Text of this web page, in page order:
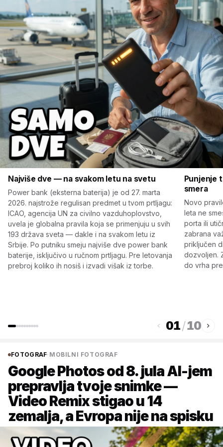
Najviše dve — na svakom letu na svetu
Power bank (eksterna baterija) je od 27. marta
2026. najstrože regulisan predmet u tvom prtljagu:
ICAO, agencija UN za civilno vazduhoplovstvo,
uvela je globalna pravila koja se primenjuju u svih
193 država sveta — dakle i na svakom letu iz
Srbije. Po putniku smeju najviše dve power bank
baterije, isključivo u ručnom prtljagu. Pre letovanja
prebroj koliko ih nosiš i izvadi višak iz torbe.
Punjenje
smera
Novo
leta ne
porta ili
zabrana
priključen
dozvoljen.
do vrha
01/10
FOTOGRAF· MOBILNI FOTOGRAF
Google Photos od 8. jula AI-jem
prepravlja tvoje snimke —
Video Remix stigao u 14
zemalja, a Evropa nije na spisku